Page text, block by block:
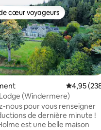
base de 131 commentaires
cœur voyageurs les plus
cœur voyageurs
4,95
(Windermere)
nous pour vous renseigner
de dernière minute !
est une belle maison